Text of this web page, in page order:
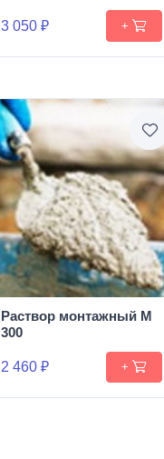
3 050 ₽ +
Раствор монтажный М
300
2 460 ₽ +